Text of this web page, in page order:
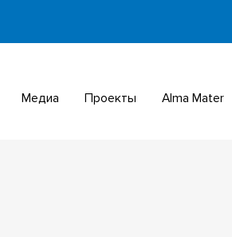
Медиа Проекты Alma Mater